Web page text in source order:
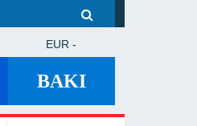
EUR -
BAKI